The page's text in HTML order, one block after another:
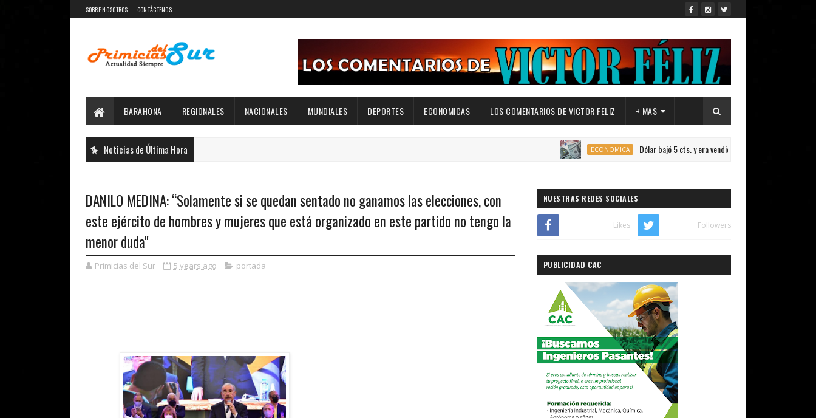
SOBRE NOSOTROS CONTÁCTENOS
BARAHONA REGIONALES NACIONALES MUNDIALES DEPORTES ECONOMICAS LOS COMENTARIOS DE VICTOR FELIZ + MAS
Noticias de Última Hora ECONOMICA Dólar bajó 5 cts. y era vendido a $58.39; el euro subió a $68.80.
DANILO MEDINA: “Solamente si se quedan sentado no ganamos las elecciones, con
este ejército de hombres y mujeres que está organizado en este partido no tengo la
menor duda"
Primicias del Sur 5 years ago portada
NUESTRAS REDES SOCIALES
Likes Followers
PUBLICIDAD CAC